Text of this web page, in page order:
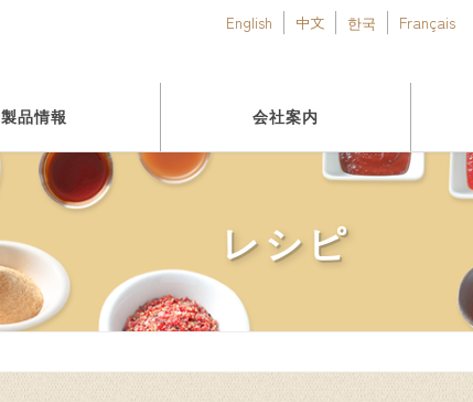
English 中文 한국 Français
製品情報 会社案内
レシピ